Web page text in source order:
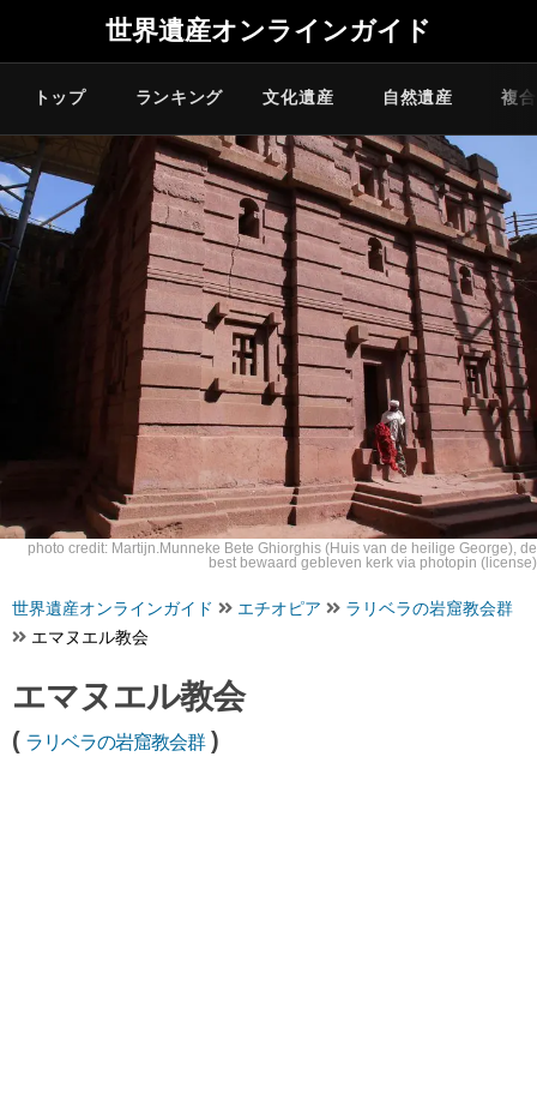
世界遺産オンラインガイド
トップ ランキング 文化遺産 自然遺産 複
photo credit: Martijn.Munneke Bete Ghiorghis (Huis van de heilige George), de
best bewaard gebleven kerk via photopin (license)
世界遺産オンラインガイド エチオピア
ラリベラの岩窟教会群
エマヌエル教会
エマヌエル教会
( ラリベラの岩窟教会群)